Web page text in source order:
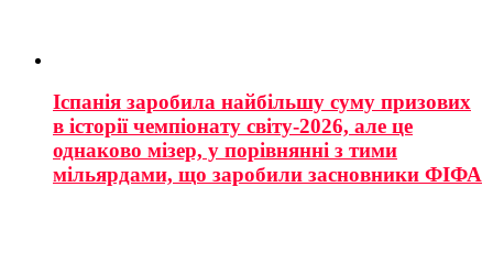
Іспанія заробила найбільшу суму призових
в історії чемпіонату світу-2026, але це
однаково мізер, у порівнянні з тими
мільярдами, що заробили засновники ФІФА